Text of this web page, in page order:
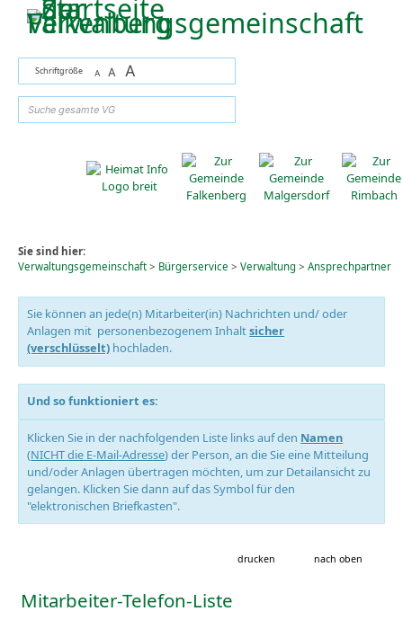
Zum Inhalt,zur Navigationoder
Schriftgröße A A A
Sie sind hier:
Verwaltungsgemeinschaft> Bürgerservice > Verwaltung> Ansprechpartner
Sie können an jede(n) Mitarbeiter(in) Nachrichten und/ oder
Anlagen mit personenbezogenem Inhaltsicher
(verschlüsselt) hochladen.
Und so funktioniert es:
Klicken Sie in der nachfolgenden Liste links auf den Namen
(NICHT die E-Mail-Adresse) der Person, an die Sie eine Mitteilung
und/oder Anlagen übertragen möchten, um zur Detailansicht zu
gelangen. Klicken Sie dann auf das Symbol für den
"elektronischen Briefkasten".
drucken nach oben
Mitarbeiter-Telefon-Liste